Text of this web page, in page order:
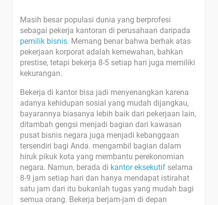
Masih besar populasi dunia yang berprofesi
sebagai pekerja kantoran di perusahaan daripada
pemilik bisnis. Memang benar bahwa berhak atas
pekerjaan korporat adalah kemewahan, bahkan
prestise, tetapi bekerja 8-5 setiap hari juga memiliki
kekurangan.
Bekerja di kantor bisa jadi menyenangkan karena
adanya kehidupan sosial yang mudah dijangkau,
bayarannya biasanya lebih baik dari pekerjaan lain,
ditambah gengsi menjadi bagian dari kawasan
pusat bisnis negara juga menjadi kebanggaan
tersendiri bagi Anda. mengambil bagian dalam
hiruk pikuk kota yang membantu perekonomian
negara. Namun, berada di kantor eksekutif selama
8-9 jam setiap hari dan hanya mendapat istirahat
satu jam dari itu bukanlah tugas yang mudah bagi
semua orang. Bekerja berjam-jam di depan